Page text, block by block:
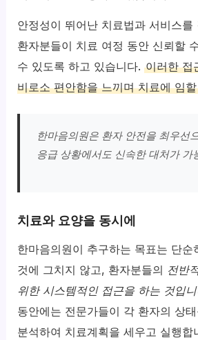
안정성이 뛰어난 치료법과 서비스를
환자분들이 치료 여정 동안 신뢰할
수 있도록 하고 있습니다.이러한 접
비로소 편안함을 느끼며 치료에 임
한마음의원은 환자 안전을 최우선
응급 상황에서도 신속한 대처가 가
치료와 요양을 동시에
한마음의원이 추구하는 목표는 단순
것에 그치지 않고, 환자분들의 전반
위한 시스템적인 접근을 하는 것입
동안에는 전문가들이 각 환자의 상
분석하여 치료계획을 세우고 실행합